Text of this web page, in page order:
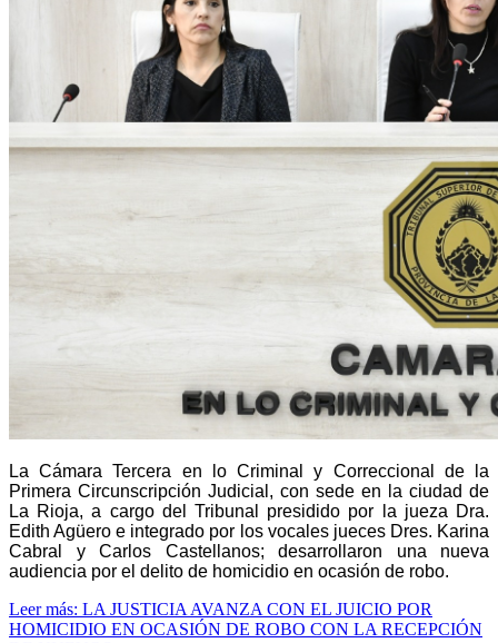
La Cámara Tercera en lo Criminal y Correccional de la
Primera Circunscripción Judicial, con sede en la ciudad de
La Rioja, a cargo del Tribunal presidido por la jueza Dra.
Edith Agüero e integrado por los vocales jueces Dres. Karina
Cabral y Carlos Castellanos; desarrollaron una nueva
audiencia por el delito de homicidio en ocasión de robo.
Leer más: LA JUSTICIA AVANZA CON EL JUICIO POR
HOMICIDIO EN OCASIÓN DE ROBO CON LA RECEPCIÓN